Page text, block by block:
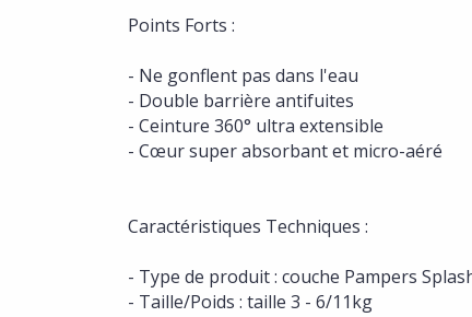
Points Forts :
- Ne gonflent pas dans l'eau
- Double barrière antifuites
- Ceinture 360° ultra extensible
- Cœur super absorbant et micro-aéré
Caractéristiques Techniques :
- Type de produit : couche Pampers
- Taille/Poids : taille 3 - 6/11kg